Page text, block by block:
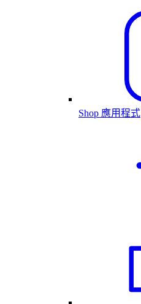
Shop 應用程式